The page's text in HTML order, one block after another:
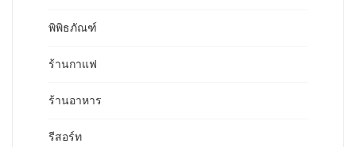
พิพิธภัณฑ์
ร้านกาแฟ
ร้านอาหาร
รีสอร์ท